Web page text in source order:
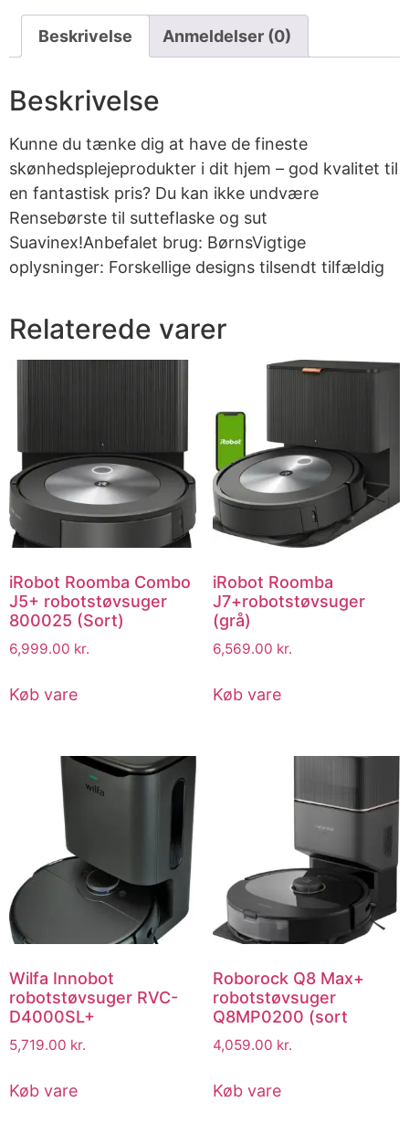
Beskrivelse Anmeldelser (0)
Beskrivelse
Kunne du tænke dig at have de fineste
skønhedsplejeprodukter i dit hjem – god kvalitet til
en fantastisk pris? Du kan ikke undvære
Rensebørste til sutteflaske og sut
Suavinex!Anbefalet brug: BørnsVigtige
oplysninger: Forskellige designs tilsendt tilfældig
Relaterede varer
iRobot Roomba Combo
J5+ robotstøvsuger
800025 (Sort)
6,999.00 kr.
Køb vare
iRobot Roomba
J7+robotstøvsuger
(grå)
6,569.00 kr.
Køb vare
Wilfa Innobot
robotstøvsuger RVC-
D4000SL+
5,719.00 kr.
Køb vare
Roborock Q8 Max+
robotstøvsuger
Q8MP0200 (sort
4,059.00 kr.
Køb vare